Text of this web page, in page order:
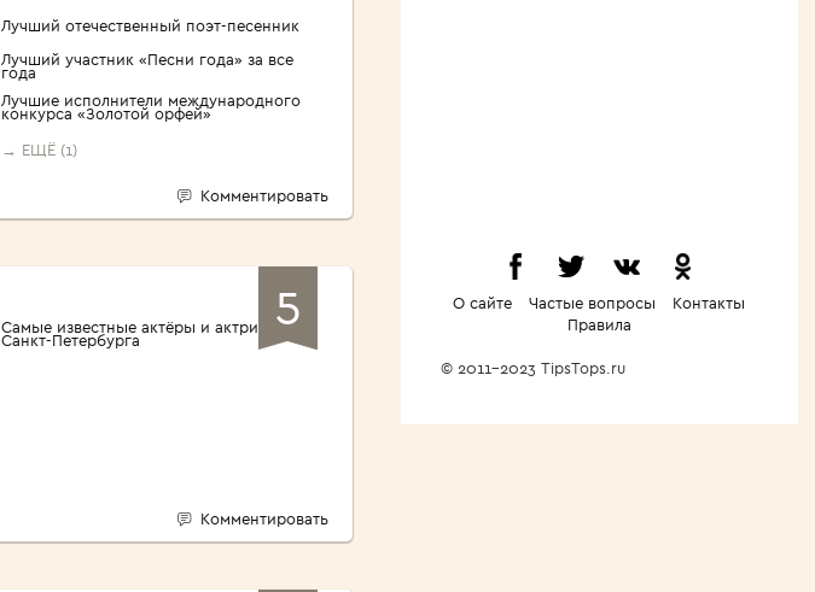
Лучший отечественный поэт-песенник
Лучший участник «Песни года» за все
года
Лучшие исполнители международного
конкурса «Золотой орфей»
→ ЕЩЁ (1)
Комментировать
5
Самые известные актёры и актрисы
Санкт-Петербурга
Комментировать
О сайте Частые вопросы
Контакты
Правила
© 2011-2023 TipsTops.ru